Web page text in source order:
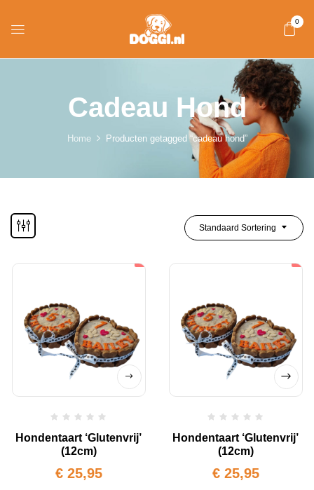
0
Cadeau Hond
Home Producten getagged “cadeau hond”
Standaard Sortering
Hondentaart ‘Glutenvrij’
(12cm)
€25,95
Hondentaart ‘Glutenvrij’
(12cm)
€25,95